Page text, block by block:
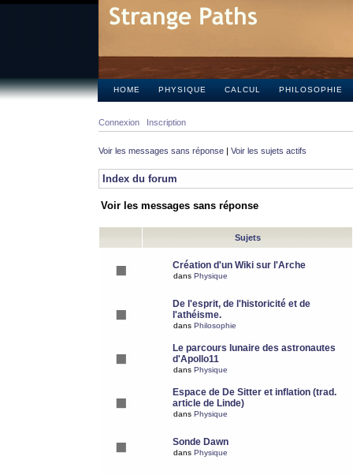
HOME PHYSIQUE CALCUL PHILOSOPHIE
Connexion Inscription
Voir les messages sans réponse | Voir les sujets actifs
Index du forum
Voir les messages sans réponse
Sujets
Création d'un Wiki sur l'Arche
dans Physique
De l'esprit, de l'historicité et de
l'athéisme.
dans Philosophie
Le parcours lunaire des astronautes
d'Apollo11
dans Physique
Espace de De Sitter et inflation (trad.
article de Linde)
dans Physique
Sonde Dawn
dans Physique